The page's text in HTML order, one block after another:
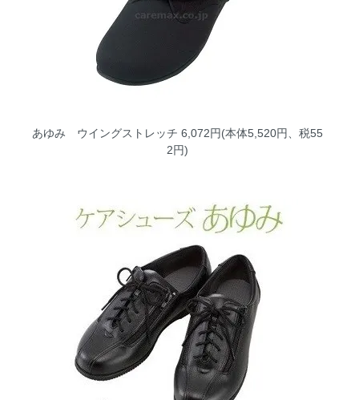
あゆみ ウイングストレッチ 6,072円(本体5,520円、税55
2円)